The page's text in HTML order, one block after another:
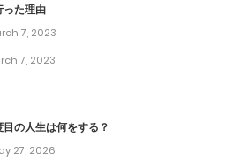
った理由
7, 2023
7, 2023
の人生は何をする？
27, 2026